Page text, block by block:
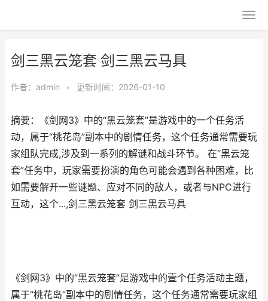
剑三黑云笼套 剑三黑云马具
作者： admin • 更新时间：2026-01-10
摘要：《剑网3》中的“黑云笼套”是游戏中的一个任务活
动，属于“桃花岛”副本中的剧情任务，这个任务通常需要玩
家组队完成,涉及到一系列的解谜和战斗环节。 在“黑云笼
套”任务中，玩家需要扮演的角色可能会遇到各种困难，比
如需要解开一些谜题、应对不同的敌人，或者与NPC进行
互动，这个...,剑三黑云笼套 剑三黑云马具
《剑网3》中的“黑云笼套”是游戏中的壹个任务活动主题，
属于“桃花岛”副本中的剧情任务，这个任务通常需要玩家组